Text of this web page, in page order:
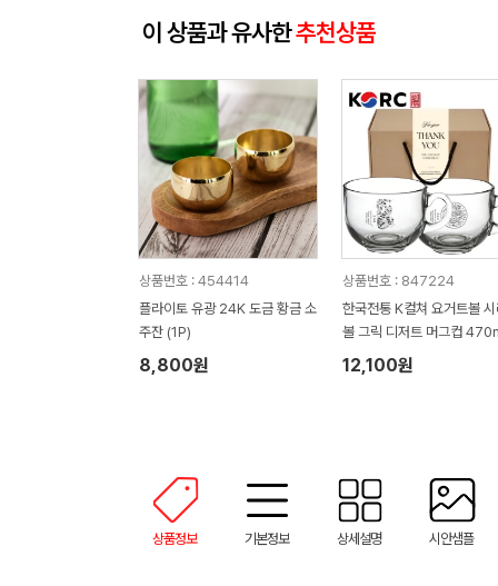
이 상품과 유사한추천상품
상품번호 : 454414
플라이토 유광 24K 도금 황금 소
주잔 (1P)
8,800원
상품번호 : 847224
한국전통 K컬쳐 요거트볼
볼 그릭 디저트 머그컵
P 기프팅
12,100원
상품정보 기본정보 상세설명 시안샘플